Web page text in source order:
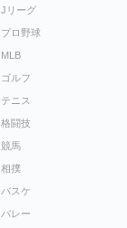
Jリーグ
プロ野球
MLB
ゴルフ
テニス
格闘技
競馬
相撲
バスケ
バレー